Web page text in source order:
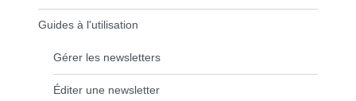
Guides à l'utilisation
Gérer les newsletters
Éditer une newsletter